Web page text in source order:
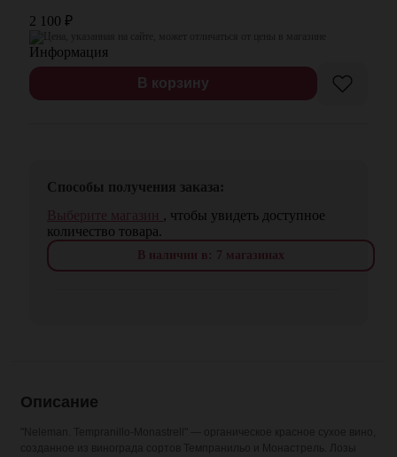
2 100 ₽
В корзину
Способы получения заказа:
Выберите магазин , чтобы увидеть доступное
количество товара.
В наличии в: 7 магазинах
Описание